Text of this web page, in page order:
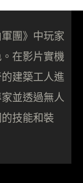
團》中玩家
在影片實機
建築工人進
並透過無人
技能和裝